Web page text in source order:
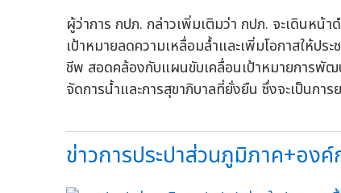
ผู้ว่าการ กปภ. กล่าวเพิ่มเติมว่า กปภ. จะเดินหน้
เป้าหมายลดความเหลื่อมล้ำและเพิ่มโอกาสให้ปร
ชีพ สอดคล้องกับแผนขับเคลื่อนเป้าหมายการพัฒ
จัดการน้ำและการสุขาภิบาลที่ยั่งยืน ซึ่งจะเป็นกา
ข่าวการประปาส่วนภูมิภาค+อง